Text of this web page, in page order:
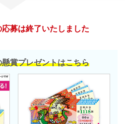
募は終了いたしました
賞プレゼントはこちら